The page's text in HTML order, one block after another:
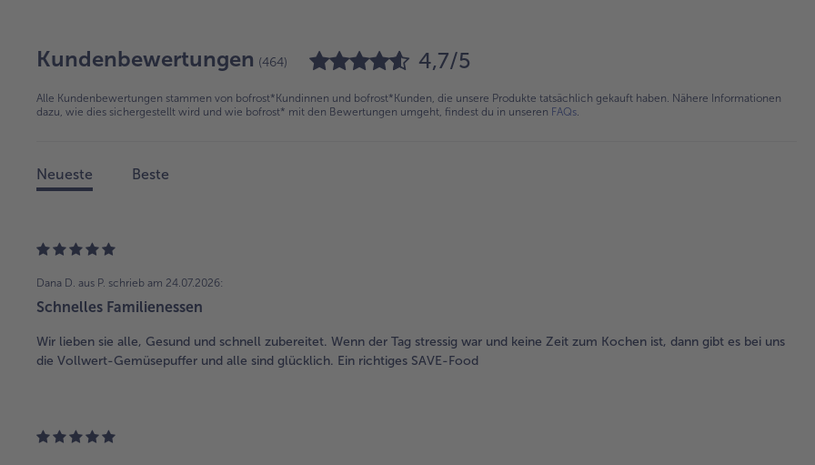
Kundenbewertungen (464) 4,7/5
Alle Kundenbewertungen stammen von bofrost*Kundinnen und bofrost*Kunden, die unsere Produkte tatsächlich gekauft haben. Nähere Informationen
dazu, wie dies sichergestellt wird und wie bofrost* mit den Bewertungen umgeht, findest du in unseren FAQs
Neueste Beste
Dana D. aus P. schrieb am 24.07.2026:
Schnelles Familienessen
Wir lieben sie alle, Gesund und schnell zubereitet. Wenn der Tag stressig war und keine Zeit zum Kochen ist, dann gibt es bei uns
die Vollwert-Gemüsepuffer und alle sind glücklich. Ein richtiges SAVE-Food